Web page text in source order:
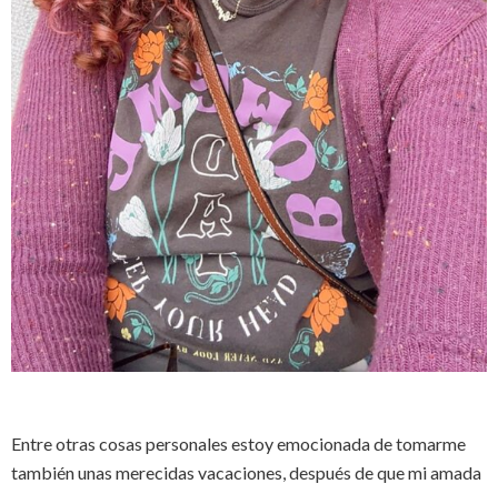
Entre otras cosas personales estoy emocionada de tomarme
también unas merecidas vacaciones, después de que mi amada